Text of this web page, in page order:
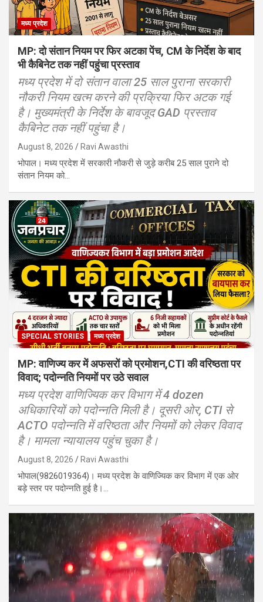
मध्य प्रदेश
MP: दो संतान नियम पर फिर अटका पेंच, CM के निर्देश के बाद
भी कैबिनेट तक नहीं पहुंचा प्रस्ताव
मध्य प्रदेश में दो संतान वाला 25 साल पुराना सरकारी
नौकरी नियम खत्म करने की प्रक्रिया फिर अटक गई
है। मुख्यमंत्री के निर्देश के बावजूद GAD प्रस्ताव
कैबिनेट तक नहीं पहुंचा है।
August 8, 2026 Ravi Awasthi
भोपाल। मध्य प्रदेश में सरकारी नौकरी से जुड़े करीब 25 साल पुराने दो
संतान नियम को…
SPECIAL STORIES मध्य प्रदेश
MP: वाणिज्य कर में अफसरों को प्रमोशन,CTI की वरिष्ठता पर
विवाद; पदोन्नति नियमों पर उठे सवाल
मध्य प्रदेश वाणिज्यिक कर विभाग में 4 dozen
अधिकारियों को पदोन्नति मिली है। दूसरी ओर, CTI से
ACTO पदोन्नति में वरिष्ठता और नियमों को लेकर विवाद
है। मामला न्यायालय पहुंच चुका है।
August 8, 2026 Ravi Awasthi
भोपाल(9826019364)। मध्य प्रदेश के वाणिज्यिक कर विभाग में एक ओर
बड़े स्तर पर पदोन्नति हुई है।…